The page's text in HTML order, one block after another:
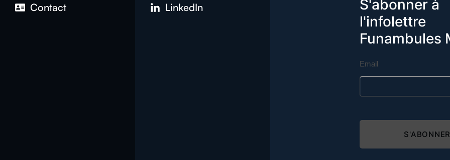
Contact
LinkedIn
S'abonner à
l'infolettre
Funambules
Email
S'ABONNER